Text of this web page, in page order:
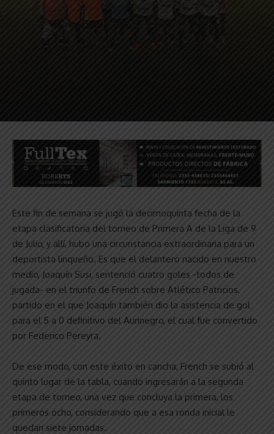
Este fin de semana se jugó la decimoquinta fecha de la
etapa clasificatoria del torneo de Primera A de la Liga de 9
de Julio, y allí, hubo una circunstancia extraordinaria para un
deportista linqueño. Es que el delantero nacido en nuestro
medio, Joaquín Susi, sentenció cuatro goles -todos de
jugada- en el triunfo de French sobre Atlético Patricios,
partido en el que Joaquín también dio la asistencia de gol
para el 5 a 0 definitivo del Aurinegro, el cual fue convertido
por Federico Pereyra.
De ese modo, con este éxito en cancha, French se subió al
quinto lugar de la tabla, cuando ingresarán a la segunda
etapa de torneo, una vez que concluya la primera, los
primeros ocho, considerando que a esa ronda inicial le
quedan siete jornadas.